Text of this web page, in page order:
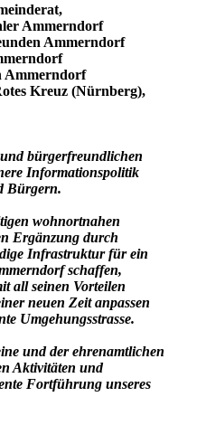
Ammerndorf
Ammerndorf
Ammerndorf
Kreuz (Nürnberg),
bürgerfreundlichen
Informationspolitik
Bürgern.
wohnortnahen
Ergänzung durch
Infrastruktur für ein
schaffen,
all seinen Vorteilen
neuen Zeit anpassen
Umgehungsstrasse.
und der ehrenamtlichen
Aktivitäten und
Fortführung unseres